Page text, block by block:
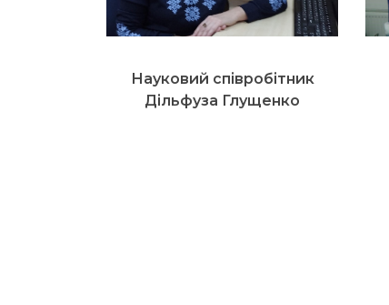
Науковий співробітник
Дільфуза Глущенко